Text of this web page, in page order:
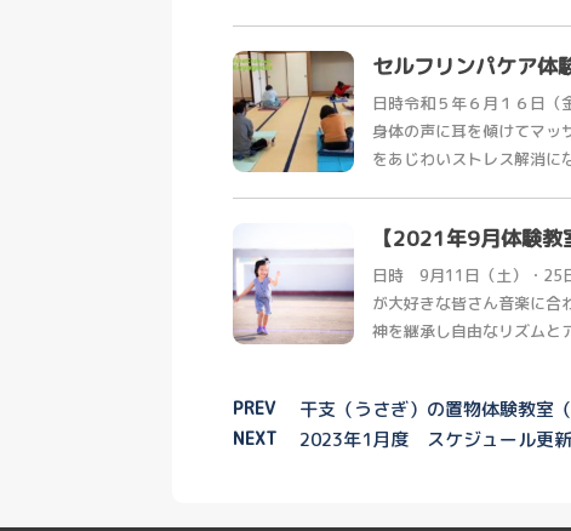
セルフリンパケア体
日時令和５年６月１６日（
身体の声に耳を傾けてマッ
をあじわいストレス解消
【2021年9月体験
日時 9月11日（土）・25
が大好きな皆さん音楽に
神を継承し自由なリズムと
PREV 干支（うさぎ）の置物体験教室
NEXT 2023年1月度 スケジュール更新